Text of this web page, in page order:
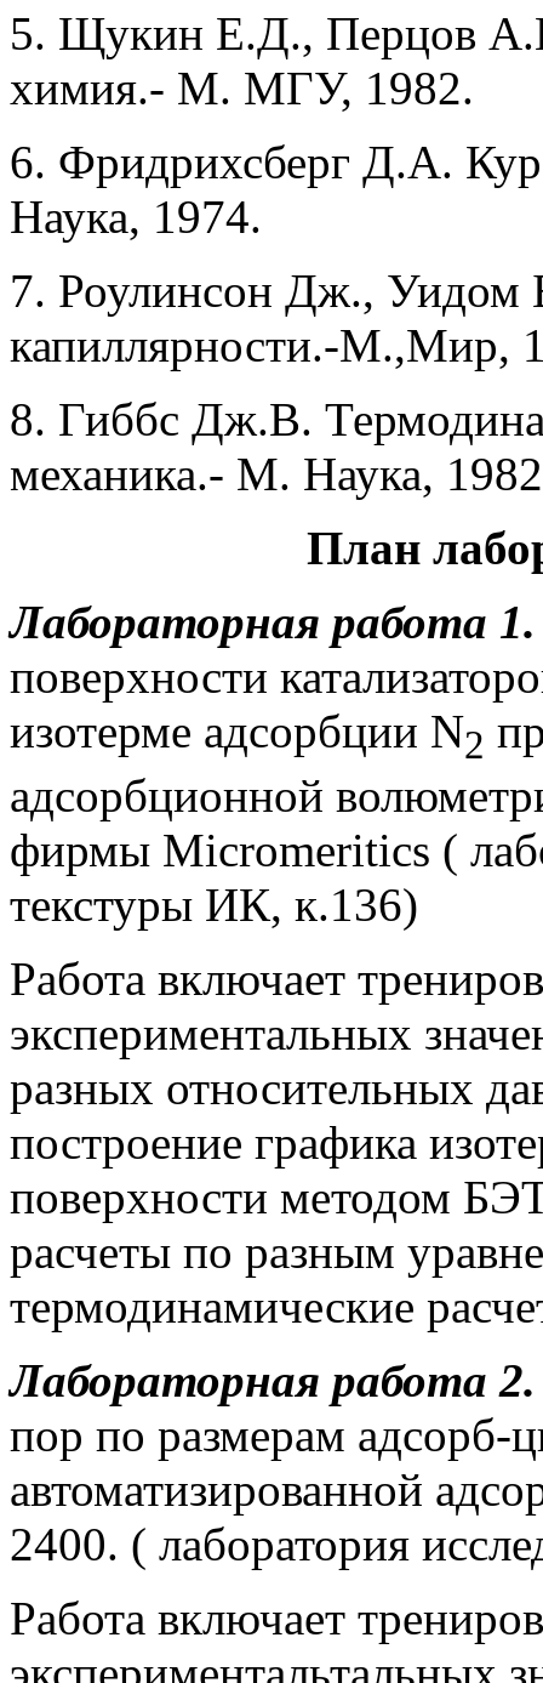
5. Щукин Е.Д., Перцов
химия.- М. МГУ, 1982.
6. Фридрихсберг Д.А.
Наука, 1974.
7. Роулинсон Дж., Уидом
капиллярности.-М.,Мир,
8. Гиббс Дж.В.
механика.- М. Наука,
План
Лабораторная работа 1.
поверхности
изотерме адсорбции N2
адсорбционной
фирмы Micromeritics (
текстуры ИК, к.136)
Работа включает
экспериментальных
разных относительных
построение графика
поверхности методом
расчеты по разным
термодинамические
Лабораторная работа 2.
пор по размерам
автоматизированной
2400. ( лаборатория
Работа включает
экспериментальтальных